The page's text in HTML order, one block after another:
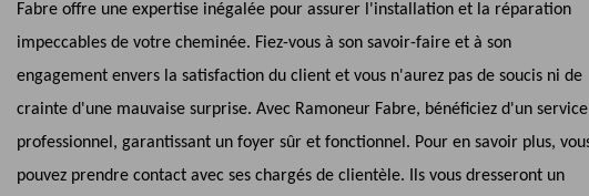
Fabre offre une expertise inégalée pour assurer l'installation et la réparation
impeccables de votre cheminée. Fiez-vous à son savoir-faire et à son
engagement envers la satisfaction du client et vous n'aurez pas de soucis ni de
crainte d'une mauvaise surprise. Avec Ramoneur Fabre, bénéficiez d'un service
professionnel, garantissant un foyer sûr et fonctionnel. Pour en savoir plus,
pouvez prendre contact avec ses chargés de clientèle. Ils vous dresseront un